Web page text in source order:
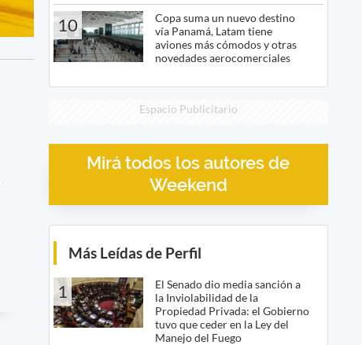
10
Copa suma un nuevo destino
vía Panamá, Latam tiene
aviones más cómodos y otras
novedades aerocomerciales
Espacio Publicitario
Mirá todos los autores de
Weekend
Más Leídas de Perfil
1
El Senado dio media sanción a
la Inviolabilidad de la
Propiedad Privada: el Gobierno
tuvo que ceder en la Ley del
Manejo del Fuego